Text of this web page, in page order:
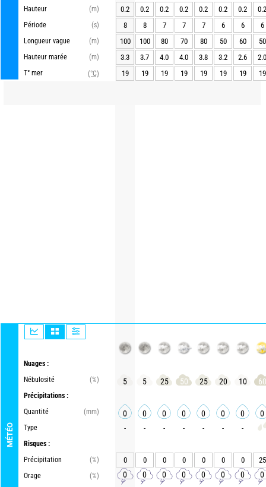
Hauteur
(m)
Période
(s)
Longueur vague
(m)
Hauteur marée
(m)
T° mer
(°C)
MÉTÉO
Nuages :
Nébulosité
(%)
Précipitations :
Quantité
(mm)
Type
Risques :
Précipitation
(%)
Orage
(%)
0.2
0.2 0.2 0.2 0.2 0.2 0.2
0.2
8
8 7 7 7 6 6
6
100
100 80 70 80 50 60
50
3.3
3.7 4.0 4.0 3.8 3.2 2.6
2.0
19
19 19 19 19 19 19 19
5 5 25 50 25 20 10 60
0 0 0 0 0 0 0 0
- - - - - - -
0 0 0 0 0 0 0 25
0 0 0 0 0 0 0 0